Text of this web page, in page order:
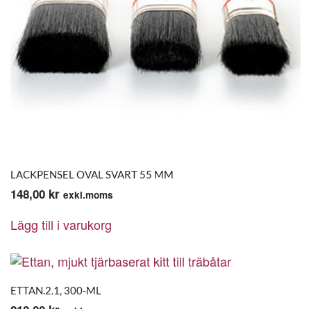
LACKPENSEL OVAL SVART 55 MM
148,00 kr exkl.moms
Lägg till i varukorg
ETTAN.2.1, 300-ML